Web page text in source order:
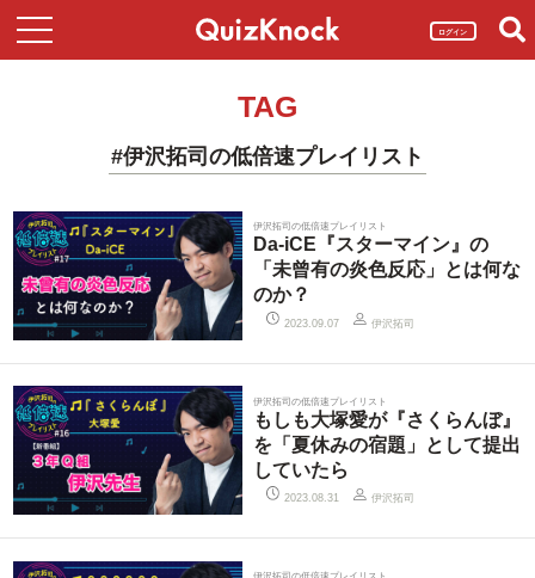
ログイン
TAG
#伊沢拓司の低倍速プレイリスト
伊沢拓司の低倍速プレイリスト
Da-iCE『スターマイン』の
「未曾有の炎色反応」とは何な
のか？
2023.09.07 伊沢拓司
伊沢拓司の低倍速プレイリスト
もしも大塚愛が『さくらんぼ』
を「夏休みの宿題」として提出
していたら
2023.08.31 伊沢拓司